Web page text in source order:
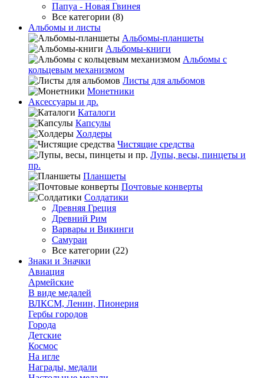
Папуа - Новая Гвинея
Все категории (8)
Альбомы и листы
Альбомы-планшеты
Альбомы-книги
Альбомы с
кольцевым механизмом
Листы для альбомов
Монетники
Аксессуары и др.
Каталоги
Капсулы
Холдеры
Чистящие средства
Лупы, весы, пинцеты и
пр.
Планшеты
Почтовые конверты
Солдатики
Древняя Греция
Древний Рим
Варвары и Викинги
Самураи
Все категории (22)
Знаки и Значки
Авиация
Армейские
В виде медалей
ВЛКСМ, Ленин, Пионерия
Гербы городов
Города
Детские
Космос
На игле
Награды, медали